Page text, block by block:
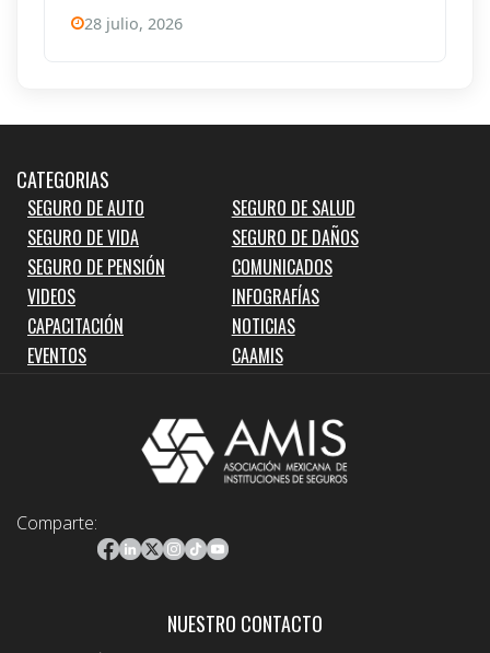
28 julio, 2026
CATEGORIAS
SEGURO DE AUTO
SEGURO DE SALUD
SEGURO DE VIDA
SEGURO DE DAÑOS
SEGURO DE PENSIÓN
COMUNICADOS
VIDEOS
INFOGRAFÍAS
CAPACITACIÓN
NOTICIAS
EVENTOS
CAAMIS
Comparte:
NUESTRO CONTACTO